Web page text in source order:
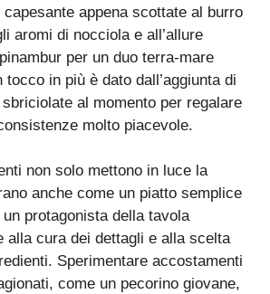
appena scottate al burro
aromi di nocciola e all’allure
per un duo terra-mare
in più è dato dall’aggiunta di
al momento per regalare
molto piacevole.
non solo mettono in luce la
anche come un piatto semplice
protagonista della tavola
alla cura dei dettagli e alla scelta
Sperimentare accostamenti
come un pecorino giovane,